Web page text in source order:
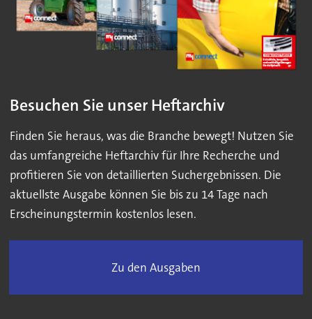
Besuchen Sie unser Heftarchiv
Finden Sie heraus, was die Branche bewegt! Nutzen Sie
das umfangreiche Heftarchiv für Ihre Recherche und
profitieren Sie von detaillierten Suchergebnissen. Die
aktuellste Ausgabe können Sie bis zu 14 Tage nach
Erscheinungstermin kostenlos lesen.
Zu den Ausgaben